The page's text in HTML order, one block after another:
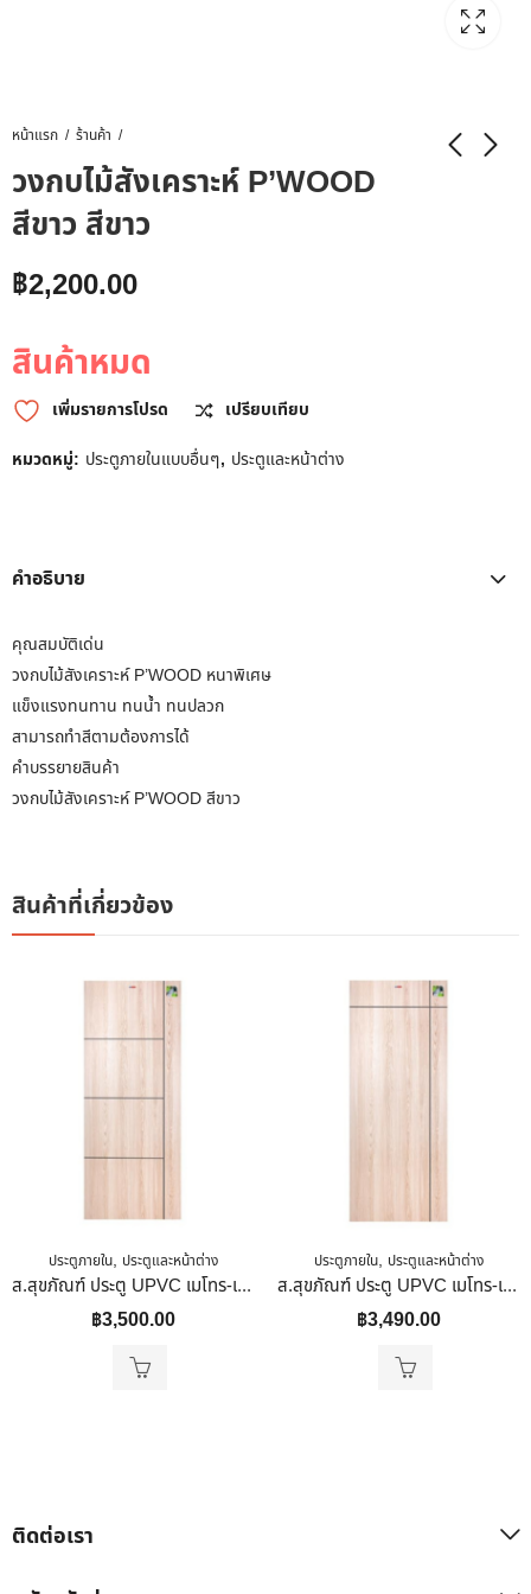
หน้าแรก ร้านค้า
วงกบไม้สังเคราะห์ P’WOOD
สีขาว สีขาว
฿2,200.00
สินค้าหมด
เพิ่มรายการโปรด
เปรียบเทียบ
หมวดหมู่: ประตูภายในแบบอื่นๆ, ประตูและหน้าต่าง
คำอธิบาย
คุณสมบัติเด่น
วงกบไม้สังเคราะห์ P’WOOD หนาพิเศษ
แข็งแรงทนทาน ทนน้ำ ทนปลวก
สามารถทำสีตามต้องการได้
คำบรรยายสินค้า
วงกบไม้สังเคราะห์ P’WOOD สีขาว
สินค้าที่เกี่ยวข้อง
ประตูภายใน, ประตูและหน้าต่าง
ส.สุขภัณฑ์ ประตู UPVC เมโทร-เทค รุ่น เซาะร่อง Tan Mable 80x200x4 Cm
฿3,500.00
ประตูภายใน, ประตูและหน้าต่าง
ส.สุขภัณฑ์ ประตู UPVC เมโทร-เทค รุ่น เซาะร่อง สีtan Mable 70x200x4 Cm
฿3,490.00
ติดต่อเรา